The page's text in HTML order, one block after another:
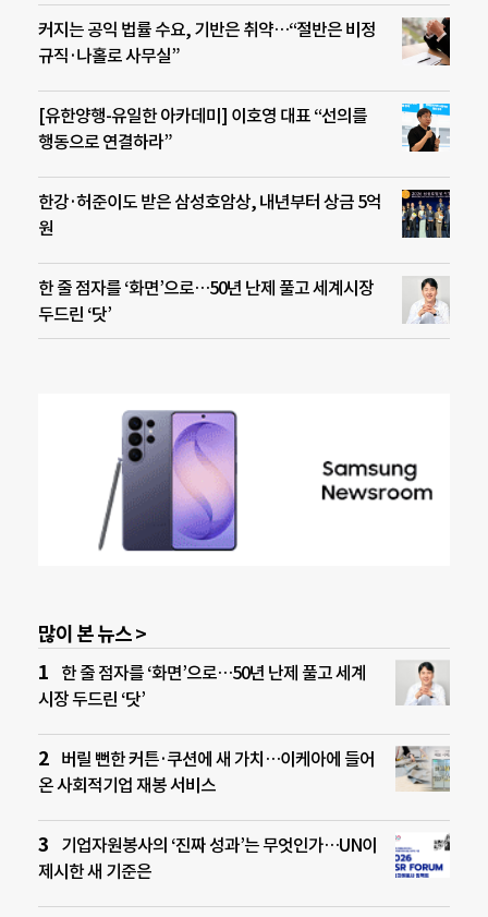
커지는 공익 법률 수요, 기반은 취약…“절반은 비정
규직·나홀로 사무실”
[유한양행-유일한 아카데미] 이호영 대표 “선의를
행동으로 연결하라”
한강·허준이도 받은 삼성호암상, 내년부터 상금 5억
원
한 줄 점자를 ‘화면’으로…50년 난제 풀고 세계시장
두드린 ‘닷’
많이 본 뉴스 >
한 줄 점자를 ‘화면’으로…50년 난제 풀고 세계
시장 두드린 ‘닷’
버릴 뻔한 커튼·쿠션에 새 가치…이케아에 들어
온 사회적기업 재봉 서비스
기업자원봉사의 ‘진짜 성과’는 무엇인가…UN이
제시한 새 기준은